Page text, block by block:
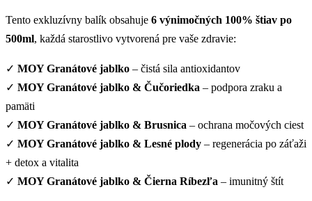
Tento exkluzívny balík obsahuje 6 výnimočných 100% štiav po
500ml, každá starostlivo vytvorená pre vaše zdravie:
✓ MOY Granátové jablko – čistá sila antioxidantov
✓ MOY Granátové jablko & Čučoriedka – podpora zraku a
pamäti
✓ MOY Granátové jablko & Brusnica – ochrana močových ciest
✓ MOY Granátové jablko & Lesné plody – regenerácia po záťaži
+ detox a vitalita
✓ MOY Granátové jablko & Čierna Ríbezľa – imunitný štít